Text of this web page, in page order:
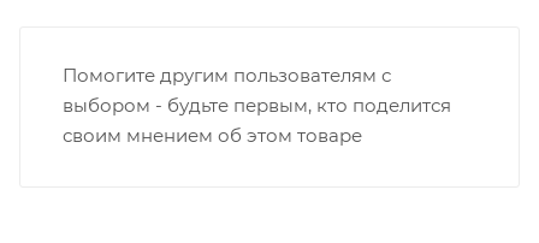
Помогите другим пользователям с
выбором - будьте первым, кто поделится
своим мнением об этом товаре